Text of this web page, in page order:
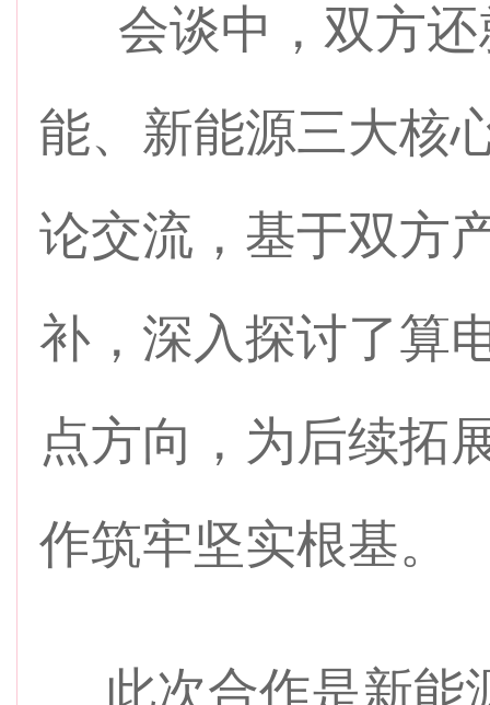
会谈中，双方
能、新能源三大核
论交流，基于双方
补，深入探讨了算
点方向，为后续拓
作筑牢坚实根基。
此次合作是新能